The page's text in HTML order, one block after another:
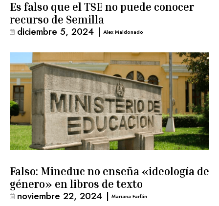
Es falso que el TSE no puede conocer
recurso de Semilla
diciembre 5, 2024 | Alex Maldonado
Falso: Mineduc no enseña «ideología de
género» en libros de texto
noviembre 22, 2024 | Mariana Farfán